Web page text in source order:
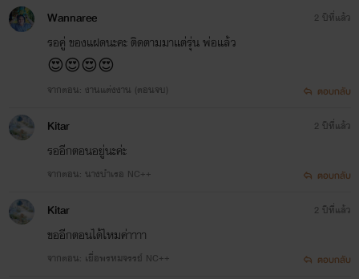
สร้างความบันเทิงให้กับตนเองเนาะ
อย่าไปซีเรียสมากมาย
ไรท์ทุกคนก็อยากสร้างผลงานของ
ถ้ายังไงก็ฝากติดตามผลงานกันด้วย
และตอนนี้ไรท์มีอีบุ๊คแล้ว ถ้าใคร
สนใจเก็บไว้อ่านก็เชิญเลยนะค้าา
Wannaree
รอคู่ ของแฝดนะคะ ติดตามมาแต่รุ่น พ่อแล้ว
😍😍😍😍
จากตอน: งานแต่งงาน (ตอนจบ)
2 ปีที่แล้ว
ตอบกลับ
Kitar
รออีกตอนอยู่นะค่ะ
จากตอน: นางบำเรอ NC++
2 ปีที่แล้ว
ตอบกลับ
Kitar
ขออีกตอนได้ไหมค่าาาา
จากตอน: เยื่อพรหมจรรย์ NC++
2 ปีที่แล้ว
ตอบกลับ